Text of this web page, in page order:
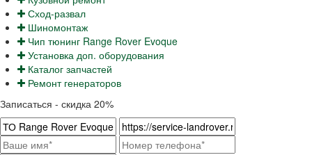
Сход-развал
Шиномонтаж
Чип тюнинг Range Rover Evoque
Установка доп. оборудования
Каталог запчастей
Ремонт генераторов
Записаться - скидка 20%